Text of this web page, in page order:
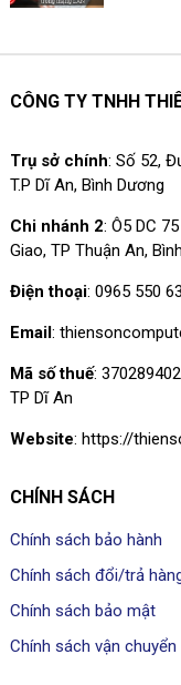
CÔNG TY TNHH
Trụ sở chính: Số 52,
T.P Dĩ An, Bình Dương
Chi nhánh 2: Ô5 DC
Giao, TP Thuận An,
Điện thoại: 0965 550
Email:
Mã số thuế:
TP Dĩ An
Website: https://
CHÍNH SÁCH
Chính sách bảo hành
Chính sách đổi/trả
Chính sách bảo mật
Chính sách vận chuyển